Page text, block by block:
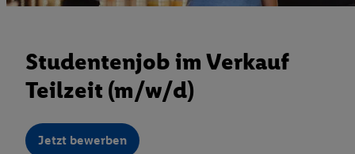
Studentenjob im Verkauf
Teilzeit (m/w/d)
Jetzt bewerben